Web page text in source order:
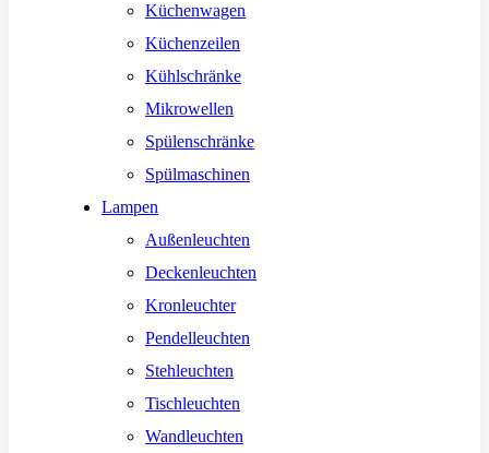
Küchenwagen
Küchenzeilen
Kühlschränke
Mikrowellen
Spülenschränke
Spülmaschinen
Lampen
Außenleuchten
Deckenleuchten
Kronleuchter
Pendelleuchten
Stehleuchten
Tischleuchten
Wandleuchten